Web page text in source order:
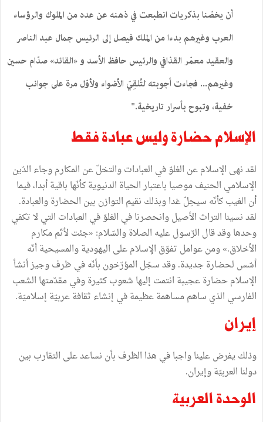
أن يخصّنا بذكريات انطبعت في ذهنه عن عدد من الملوك والرؤساء
العرب وغيرهم بدءا من الملك فيصل إلى الرئيس جمال عبد الناصر
والعقيد معمّر القذافي والرئيس حافظ الأسد و «القائد» صدّام حسين
وغيرهم... فجاءت أجوبته لتُلقِيَ الأضواء ولأوّل مرة على جوانب
خفية، وتبوح بأسرار تاريخية."
الإسلام حضارة وليس عبادة فقط
لقد نهى الإسلام عن الغلوّ في العبادات والتخلّ عن المكارم وجاء الدّين
الإسلامي الحنيف موصيا باعتبار الحياة الدنيوية كأنّها باقية أبدا، فيما
أن الغيب كأنّه سيحِلّ غدا وبذلك نقيم التوازن بين الحضارة والعبادة.
لقد نسينا التراث الأصيل وانحصرنا في الغلوّ في العبادات التي لا تكفي
وحدها وقد قال الرّسول عليه الصلاة والسّلام: «جئت لأتّم مكارم
الأخلاق.» ومن عوامل تفوّق الإسلام على اليهودية والمسيحية أنّه
أسّس لحضارة جديدة. وقد سجّل المؤرّخون بأنّه في ظرف وجيز أنشأ
الإسلام حضارة عجيبة انتمت إليها شعوب كثيرة وفي مقدّمتها الشعب
الفارسي الذي ساهم مساهمة عظيمة في إنشاء ثقافة عربيّة إسلاميّة.
إيران
وذلك يفرض علينا واجبا في هذا الظرف بأن نساعد على التقارب بين
دولنا العربيّة وإيران.
الوحدة العربية